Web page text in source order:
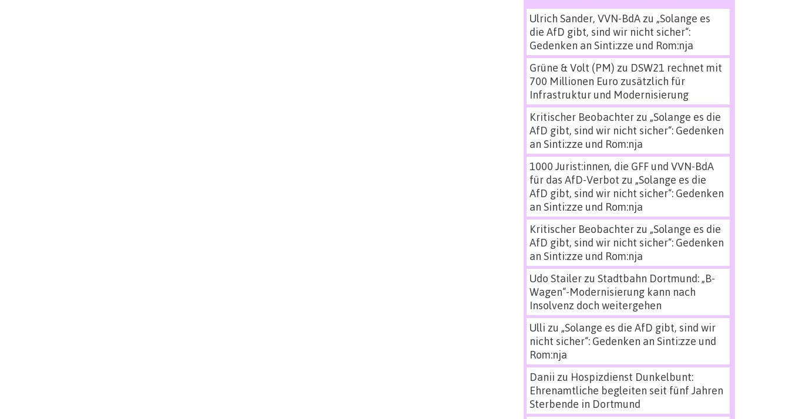
Ulrich Sander, VVN-BdAzu „Solange es
die AfD gibt, sind wir nicht sicher“:
Gedenken an Sinti:zze und Rom:nja
Grüne & Volt (PM) zu DSW21 rechnet mit
700 Millionen Euro zusätzlich für
Infrastruktur und Modernisierung
Kritischer Beobachterzu „Solange es die
AfD gibt, sind wir nicht sicher“: Gedenken
an Sinti:zze und Rom:nja
1000 Jurist:innen, die GFF und VVN-BdA
für das AfD-Verbot zu „Solange es die
AfD gibt, sind wir nicht sicher“: Gedenken
an Sinti:zze und Rom:nja
Kritischer Beobachterzu „Solange es die
AfD gibt, sind wir nicht sicher“: Gedenken
an Sinti:zze und Rom:nja
Udo Stailerzu Stadtbahn Dortmund: „B-
Wagen“-Modernisierung kann nach
Insolvenz doch weitergehen
Ulli zu „Solange es die AfD gibt, sind wir
nicht sicher“: Gedenken an Sinti:zze und
Rom:nja
Danii zu Hospizdienst Dunkelbunt:
Ehrenamtliche begleiten seit fünf Jahren
Sterbende in Dortmund